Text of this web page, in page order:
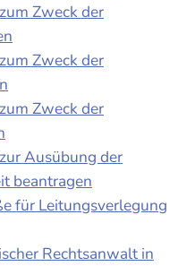
Zweck der
Zweck der
Zweck der
Ausübung der
beantragen
für Leitungsverlegung
Rechtsanwalt in